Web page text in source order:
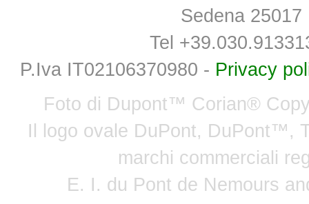
Sedena
Tel
P.Iva IT02106370980 - Privacy
Foto di Dupont™ Corian®
Il logo ovale DuPont, DuPont™,
marchi commerciali
E. I. du Pont de Nemours